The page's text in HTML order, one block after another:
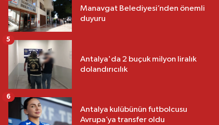
Manavgat Belediyesi’nden önemli
duyuru
Antalya'da 2 buçuk milyon liralık
dolandırıcılık
5
Antalya kulübünün futbolcusu
Avrupa’ya transfer oldu
6